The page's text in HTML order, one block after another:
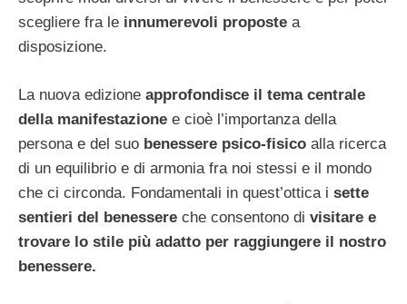
scegliere fra le innumerevoli proposte a
disposizione.
La nuova edizione approfondisce il tema centrale
della manifestazione e cioè l’importanza della
persona e del suo benessere psico-fisico alla ricerca
di un equilibrio e di armonia fra noi stessi e il mondo
che ci circonda. Fondamentali in quest’ottica i sette
sentieri del benessere che consentono di visitare e
trovare lo stile più adatto per raggiungere il nostro
benessere.